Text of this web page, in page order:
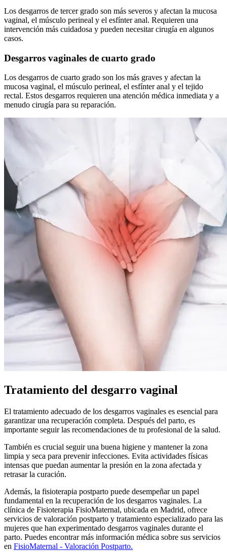
Los desgarros de tercer grado son más severos y afectan la mucosa
vaginal, el músculo perineal y el esfínter anal. Requieren una
intervención más cuidadosa y pueden necesitar cirugía en algunos
casos.
Desgarros vaginales de cuarto grado
Los desgarros de cuarto grado son los más graves y afectan la
mucosa vaginal, el músculo perineal, el esfínter anal y el tejido
rectal. Estos desgarros requieren una atención médica inmediata y a
menudo cirugía para su reparación.
Tratamiento del desgarro vaginal
El tratamiento adecuado de los desgarros vaginales es esencial para
garantizar una recuperación completa. Después del parto, es
importante seguir las recomendaciones de tu profesional de la salud.
También es crucial seguir una buena higiene y mantener la zona
limpia y seca para prevenir infecciones. Evita actividades físicas
intensas que puedan aumentar la presión en la zona afectada y
retrasar la curación.
Además, la fisioterapia postparto puede desempeñar un papel
fundamental en la recuperación de los desgarros vaginales. La
clínica de Fisioterapia FisioMaternal, ubicada en Madrid, ofrece
servicios de valoración postparto y tratamiento especializado para las
mujeres que han experimentado desgarros vaginales durante el
parto. Puedes encontrar más información médica sobre sus servicios
en FisioMaternal - Valoración Postparto.